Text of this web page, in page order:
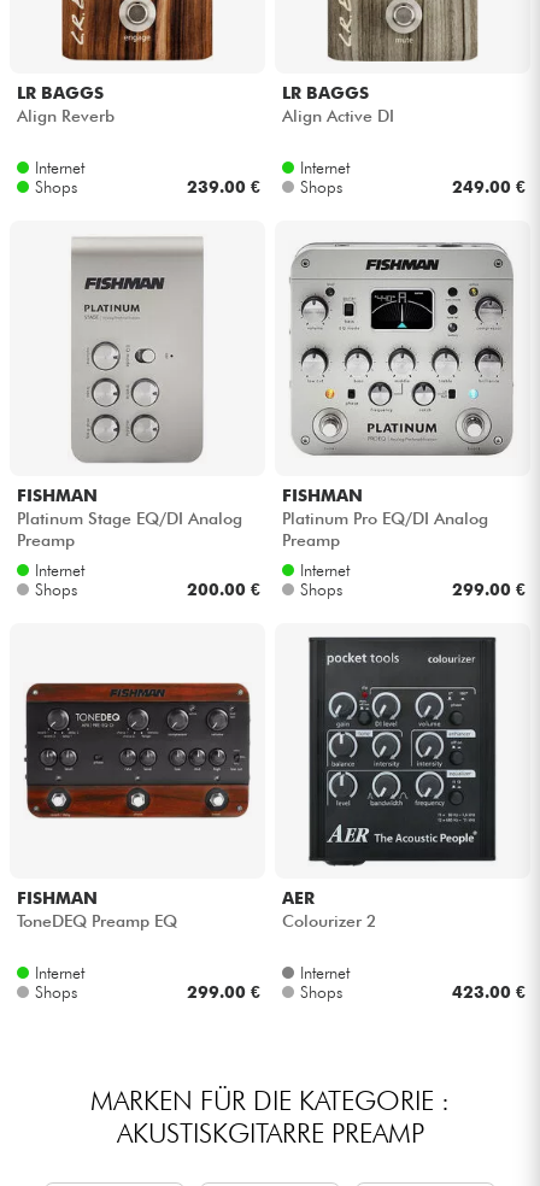
LR BAGGS
Align Reverb
Internet
Shops
239.00 €
LR BAGGS
Align Active DI
Internet
Shops
249.00 €
FISHMAN
Platinum Stage EQ/DI Analog
Preamp
Internet
Shops
200.00 €
FISHMAN
Platinum Pro EQ/DI Analog
Preamp
Internet
Shops
299.00 €
FISHMAN
ToneDEQ Preamp EQ
Internet
Shops
299.00 €
AER
Colourizer 2
Internet
Shops
423.00 €
MARKEN FÜR DIE KATEGORIE :
AKUSTISKGITARRE PREAMP